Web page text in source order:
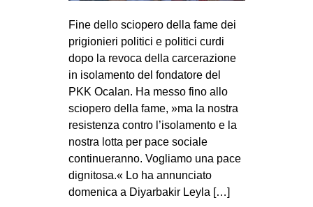
MOBILITAZIONI
SPAZI
SPORT POPOLARE
MOVIMENTI
AMBIENTE
ANTIFASCISMO
DIRITTO ALL’ABITARE
Fine dello sciopero della fame dei
prigionieri politici e politici curdi
dopo la revoca della carcerazione
in isolamento del fondatore del
PKK Ocalan. Ha messo fino allo
sciopero della fame, »ma la nostra
resistenza contro l’isolamento e la
nostra lotta per pace sociale
continueranno. Vogliamo una pace
dignitosa.« Lo ha annunciato
domenica a Diyarbakir Leyla […]